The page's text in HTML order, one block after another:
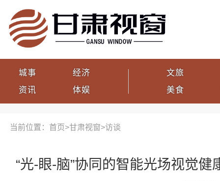
城事
资讯
经济
体娱
文旅
美食
当前位置：首页>甘肃视窗>访谈
“光-眼-脑”协同的智能光场视觉